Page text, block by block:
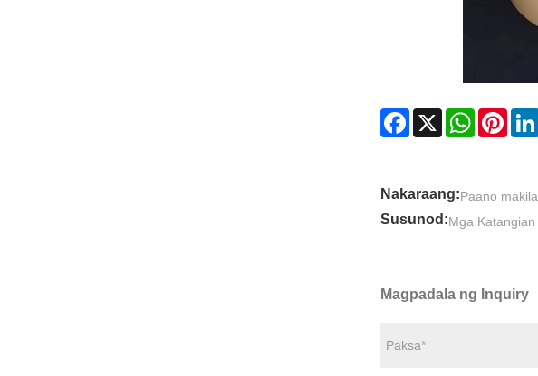
Facebook
X WhatsApp
Nakaraang:Paano
Susunod:Mga
Magpadala ng Inquiry